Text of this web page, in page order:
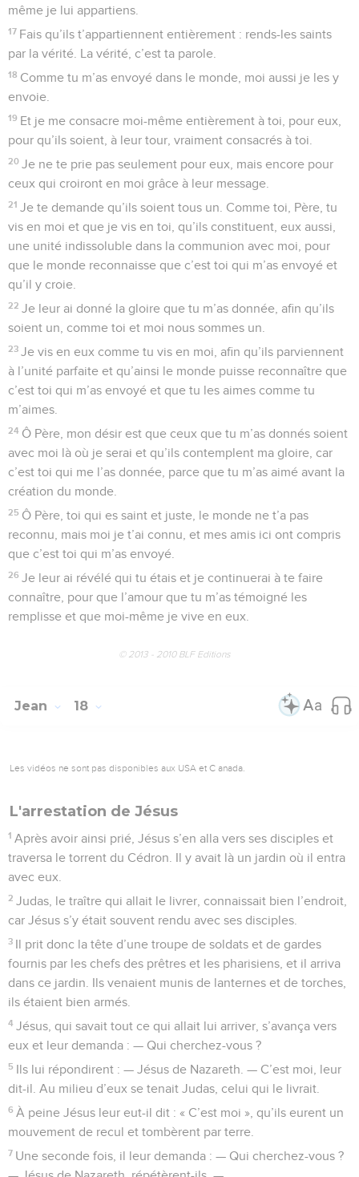
même je lui appartiens.
17 Fais qu’ils t’appartiennent entièrement : rends-les saints
par la vérité. La vérité, c’est ta parole.
18 Comme tu m’as envoyé dans le monde, moi aussi je les y
envoie.
19 Et je me consacre moi-même entièrement à toi, pour eux,
pour qu’ils soient, à leur tour, vraiment consacrés à toi.
20 Je ne te prie pas seulement pour eux, mais encore pour
ceux qui croiront en moi grâce à leur message.
21 Je te demande qu’ils soient tous un. Comme toi, Père, tu
vis en moi et que je vis en toi, qu’ils constituent, eux aussi,
une unité indissoluble dans la communion avec moi, pour
que le monde reconnaisse que c’est toi qui m’as envoyé et
qu’il y croie.
22 Je leur ai donné la gloire que tu m’as donnée, afin qu’ils
soient un, comme toi et moi nous sommes un.
23 Je vis en eux comme tu vis en moi, afin qu’ils parviennent
à l’unité parfaite et qu’ainsi le monde puisse reconnaître que
c’est toi qui m’as envoyé et que tu les aimes comme tu
m’aimes.
24 Ô Père, mon désir est que ceux que tu m’as donnés soient
avec moi là où je serai et qu’ils contemplent ma gloire, car
c’est toi qui me l’as donnée, parce que tu m’as aimé avant la
création du monde.
25 Ô Père, toi qui es saint et juste, le monde ne t’a pas
reconnu, mais moi je t’ai connu, et mes amis ici ont compris
que c’est toi qui m’as envoyé.
26 Je leur ai révélé qui tu étais et je continuerai à te faire
connaître, pour que l’amour que tu m’as témoigné les
remplisse et que moi-même je vive en eux.
© 2013 - 2010 BLF Editions
Jean 18
Les vidéos ne sont pas disponibles aux USA et C anada.
L'arrestation de Jésus
1 Après avoir ainsi prié, Jésus s’en alla vers ses disciples et
traversa le torrent du Cédron. Il y avait là un jardin où il entra
avec eux.
2 Judas, le traître qui allait le livrer, connaissait bien l’endroit,
car Jésus s’y était souvent rendu avec ses disciples.
3 Il prit donc la tête d’une troupe de soldats et de gardes
fournis par les chefs des prêtres et les pharisiens, et il arriva
dans ce jardin. Ils venaient munis de lanternes et de torches,
ils étaient bien armés.
4 Jésus, qui savait tout ce qui allait lui arriver, s’avança vers
eux et leur demanda : — Qui cherchez-vous ?
5 Ils lui répondirent : — Jésus de Nazareth. — C’est moi, leur
dit-il. Au milieu d’eux se tenait Judas, celui qui le livrait.
6 À peine Jésus leur eut-il dit : « C’est moi », qu’ils eurent un
mouvement de recul et tombèrent par terre.
7 Une seconde fois, il leur demanda : — Qui cherchez-vous ?